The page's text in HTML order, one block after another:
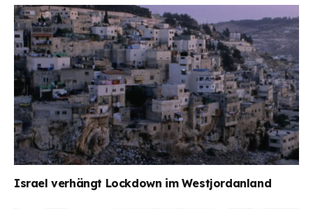
Israel verhängt Lockdown im Westjordanland